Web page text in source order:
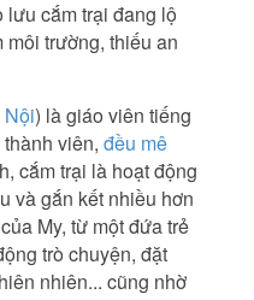
lưu cắm trại đang lộ
trường, thiếu an
Nội) là giáo viên tiếng
viên, đều mê
cắm trại là hoạt động
và gắn kết nhiều hơn
My, từ một đứa trẻ
trò chuyện, đặt
nhiên... cũng nhờ